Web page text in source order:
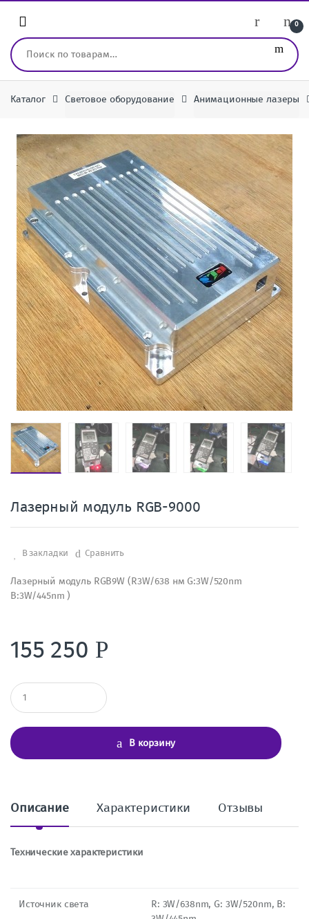
0
Искать:
Каталог Световое оборудование Анимационные лазеры
Лазерный модуль RGB-9000
В закладки Сравнить
Лазерный модуль RGB9W (R3W/638 нм G:3W/520nm
B:3W/445nm )
155 250 Р
К
о
ч
е
В корзину
Описание Характеристики Отзывы
Технические характеристики
Источник света
R: 3W/638nm, G: 3W/520nm, B: